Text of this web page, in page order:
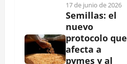
17 de junio de 2026
Semillas: el
nuevo
protocolo que
afecta a
pymes y al